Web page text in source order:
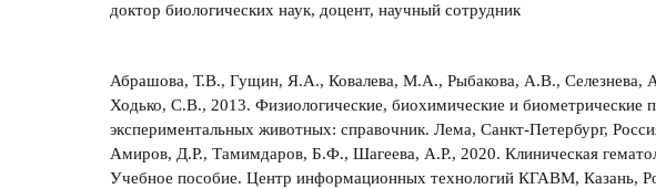
доктор биологических наук, доцент, научный сотрудник
Абрашова, Т.В., Гущин, Я.А., Ковалева, М.А., Рыбакова, А.В., Селезнева,
Ходько, С.В., 2013. Физиологические, биохимические и биометрические
экспериментальных животных: справочник. Лема, Санкт-Петербург,
Амиров, Д.Р., Тамимдаров, Б.Ф., Шагеева, А.Р., 2020. Клиническая
Учебное пособие. Центр информационных технологий КГАВМ, Казань,